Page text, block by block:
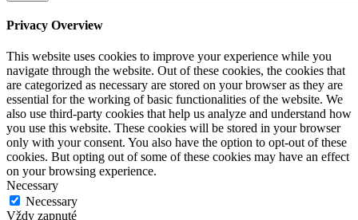
Privacy Overview
This website uses cookies to improve your experience while you
navigate through the website. Out of these cookies, the cookies that
are categorized as necessary are stored on your browser as they are
essential for the working of basic functionalities of the website. We
also use third-party cookies that help us analyze and understand how
you use this website. These cookies will be stored in your browser
only with your consent. You also have the option to opt-out of these
cookies. But opting out of some of these cookies may have an effect
on your browsing experience.
Necessary
Necessary
Vždy zapnuté